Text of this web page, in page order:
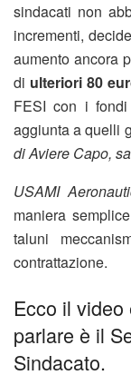
sindacati non
incrementi,
aumento ancora
di ulteriori 80
FESI con i
aggiunta a quelli
di Aviere Capo,
USAMI
maniera
taluni
contrattazione.
Ecco il
parlare è il
Sindacato.